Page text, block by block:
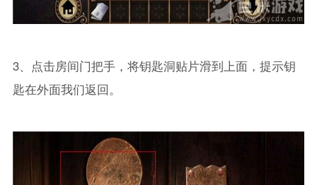
3、点击房间门把手，将钥匙洞贴片滑到上面，提示钥
匙在外面我们返回。